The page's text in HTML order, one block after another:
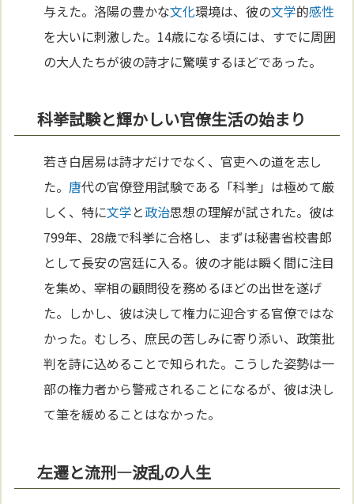
与えた。洛陽の豊かな文化環境は、彼の文学的感性
を大いに刺激した。14歳になる頃には、すでに周囲
の大人たちが彼の詩才に驚嘆するほどであった。
科挙試験と輝かしい官僚生活の始まり
若き白居易は詩才だけでなく、官吏への道を志し
た。 唐代の官僚登用試験である「科挙」は極めて厳
しく、特に文学と政治思想の理解が試された。彼は
799年、28歳で科挙に合格し、まずは秘書省校書郎
として長安の宮廷に入る。彼の才能は瞬く間に注目
を集め、宰相の顧問役を務めるほどの出世を遂げ
た。しかし、彼は決して権力に迎合する官僚ではな
かった。むしろ、庶民の苦しみに寄り添い、政策批
判を詩に込めることで知られた。こうした姿勢は一
部の権力者から警戒されることになるが、彼は決し
て筆を緩めることはなかった。
左遷と流刑—波乱の人生